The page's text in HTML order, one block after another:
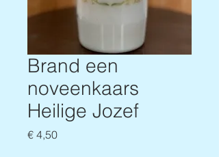
Brand een
noveenkaars
Heilige Jozef
€ 4,50Prijs